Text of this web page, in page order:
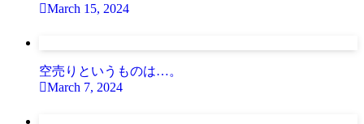
March 15, 2024
空売りというものは…。
March 7, 2024